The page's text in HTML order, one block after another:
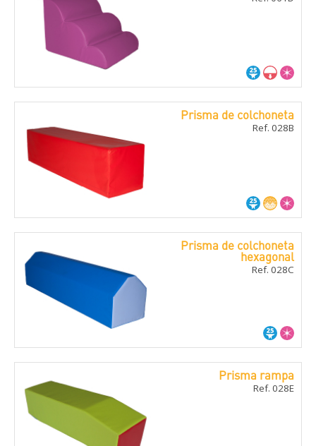
Prisma de colchoneta
Ref. 028B
Prisma de colchoneta
hexagonal
Ref. 028C
Prisma rampa
Ref. 028E